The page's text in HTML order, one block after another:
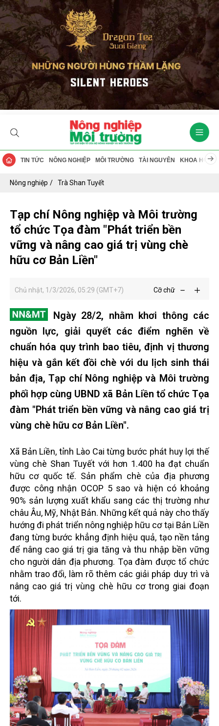
TIN TỨC NÔNG NGHIỆP MÔI TRƯỜNG TÀI NGUYÊN KHOA HỌC
Nông nghiệp Trà Shan Tuyết
Tạp chí Nông nghiệp và Môi trường
tổ chức Tọa đàm "Phát triển bền
vững và nâng cao giá trị vùng chè
hữu cơ Bản Liền"
Chủ nhật, 1/3/2026, 05:29 (GMT+7) Cỡ chữ
Ngày 28/2, nhằm khơi thông các
nguồn lực, giải quyết các điểm nghẽn về
chuẩn hóa quy trình bao tiêu, định vị thương
hiệu và gắn kết đồi chè với du lịch sinh thái
bản địa, Tạp chí Nông nghiệp và Môi trường
phối hợp cùng UBND xã Bản Liền tổ chức Tọa
đàm "Phát triển bền vững và nâng cao giá trị
vùng chè hữu cơ Bản Liền".
Xã Bản Liền, tỉnh Lào Cai từng bước phát huy lợi thế
vùng chè Shan Tuyết với hơn 1.400 ha đạt chuẩn
hữu cơ quốc tế. Sản phẩm chè của địa phương
được công nhận OCOP 5 sao và hiện có khoảng
90% sản lượng xuất khẩu sang các thị trường như
châu Âu, Mỹ, Nhật Bản. Những kết quả này cho thấy
hướng đi phát triển nông nghiệp hữu cơ tại Bản Liền
đang từng bước khẳng định hiệu quả, tạo nền tảng
để nâng cao giá trị gia tăng và thu nhập bền vững
cho người dân địa phương. Tọa đàm được tổ chức
nhằm trao đổi, làm rõ thêm các giải pháp duy trì và
nâng cao giá trị vùng chè hữu cơ trong giai đoạn
tới.